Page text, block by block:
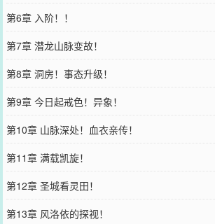
第6章 入阶！！
第7章 潜龙山脉变故！
第8章 洞房！事态升级！
第9章 今日起戒色！异象！
第10章 山脉深处！血衣亲传！
第11章 满载凯旋！
第12章 圣城看灵田！
第13章 风洛依的探视！